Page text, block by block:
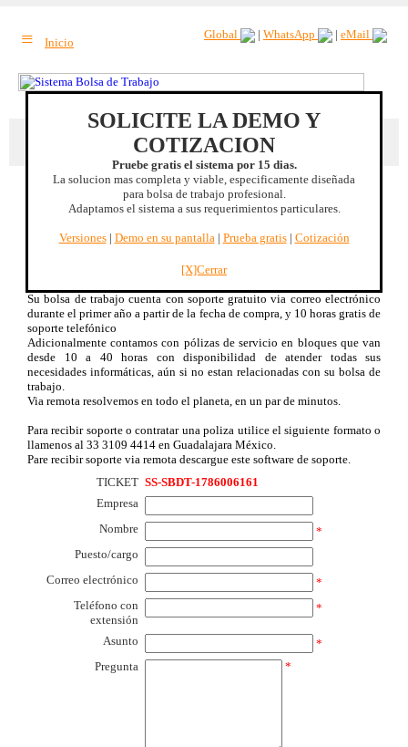
≡ Inicio
Global | WhatsApp | eMail
SOLICITE LA DEMO Y
COTIZACION
Pruebe gratis el sistema por 15 dias.
La solucion mas completa y viable, especificamente diseñada
para bolsa de trabajo profesional.
Adaptamos el sistema a sus requerimientos particulares.
Versiones| Demo en su pantalla| Prueba gratis| Cotización
[X]Cerrar
: Recuperacion de la inversion en el primer año. |
beneficios
Soporte
Su bolsa de trabajo es un sistema garantizado de por vida y desarrollado
posible para su operación sin perder de vista las oportunidades que
Estamos claramente conscientes que ocasionalemente requerirá soporte
Su bolsa de trabajo cuenta con soporte gratuito via correo electrónico
durante el primer año a partir de la fecha de compra, y 10 horas gratis de
soporte telefónico
Adicionalmente contamos con pólizas de servicio en bloques que van
desde 10 a 40 horas con disponibilidad de atender todas sus
necesidades informáticas, aún si no estan relacionadas con su bolsa de
trabajo.
Via remota resolvemos en todo el planeta, en un par de minutos.
Para recibir soporte o contratar una poliza utilice el siguiente formato o
llamenos al 33 3109 4414 en Guadalajara México.
Pare recibir soporte via remota descargue este software de soporte.
TICKET SS-SBDT-1786006161
Empresa
Nombre
*
Puesto/cargo
Correo electrónico
*
Teléfono con
extensión
*
Asunto
*
Pregunta
*